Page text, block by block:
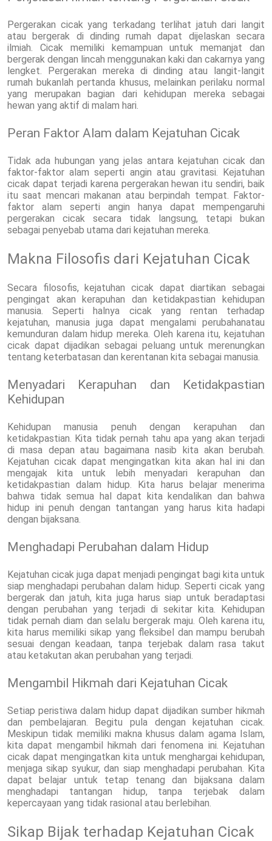
Pergerakan cicak yang terkadang terlihat jatuh dari langit
atau bergerak di dinding rumah dapat dijelaskan secara
ilmiah. Cicak memiliki kemampuan untuk memanjat dan
bergerak dengan lincah menggunakan kaki dan cakarnya yang
lengket. Pergerakan mereka di dinding atau langit-langit
rumah bukanlah pertanda khusus, melainkan perilaku normal
yang merupakan bagian dari kehidupan mereka sebagai
hewan yang aktif di malam hari.
Peran Faktor Alam dalam Kejatuhan Cicak
Tidak ada hubungan yang jelas antara kejatuhan cicak dan
faktor-faktor alam seperti angin atau gravitasi. Kejatuhan
cicak dapat terjadi karena pergerakan hewan itu sendiri, baik
itu saat mencari makanan atau berpindah tempat. Faktor-
faktor alam seperti angin hanya dapat mempengaruhi
pergerakan cicak secara tidak langsung, tetapi bukan
sebagai penyebab utama dari kejatuhan mereka.
Makna Filosofis dari Kejatuhan Cicak
Secara filosofis, kejatuhan cicak dapat diartikan sebagai
pengingat akan kerapuhan dan ketidakpastian kehidupan
manusia. Seperti halnya cicak yang rentan terhadap
kejatuhan, manusia juga dapat mengalami perubahanatau
kemunduran dalam hidup mereka. Oleh karena itu, kejatuhan
cicak dapat dijadikan sebagai peluang untuk merenungkan
tentang keterbatasan dan kerentanan kita sebagai manusia.
Menyadari Kerapuhan dan Ketidakpastian
Kehidupan
Kehidupan manusia penuh dengan kerapuhan dan
ketidakpastian. Kita tidak pernah tahu apa yang akan terjadi
di masa depan atau bagaimana nasib kita akan berubah.
Kejatuhan cicak dapat mengingatkan kita akan hal ini dan
mengajak kita untuk lebih menyadari kerapuhan dan
ketidakpastian dalam hidup. Kita harus belajar menerima
bahwa tidak semua hal dapat kita kendalikan dan bahwa
hidup ini penuh dengan tantangan yang harus kita hadapi
dengan bijaksana.
Menghadapi Perubahan dalam Hidup
Kejatuhan cicak juga dapat menjadi pengingat bagi kita untuk
siap menghadapi perubahan dalam hidup. Seperti cicak yang
bergerak dan jatuh, kita juga harus siap untuk beradaptasi
dengan perubahan yang terjadi di sekitar kita. Kehidupan
tidak pernah diam dan selalu bergerak maju. Oleh karena itu,
kita harus memiliki sikap yang fleksibel dan mampu berubah
sesuai dengan keadaan, tanpa terjebak dalam rasa takut
atau ketakutan akan perubahan yang terjadi.
Mengambil Hikmah dari Kejatuhan Cicak
Setiap peristiwa dalam hidup dapat dijadikan sumber hikmah
dan pembelajaran. Begitu pula dengan kejatuhan cicak.
Meskipun tidak memiliki makna khusus dalam agama Islam,
kita dapat mengambil hikmah dari fenomena ini. Kejatuhan
cicak dapat mengingatkan kita untuk menghargai kehidupan,
menjaga sikap syukur, dan siap menghadapi perubahan. Kita
dapat belajar untuk tetap tenang dan bijaksana dalam
menghadapi tantangan hidup, tanpa terjebak dalam
kepercayaan yang tidak rasional atau berlebihan.
Sikap Bijak terhadap Kejatuhan Cicak